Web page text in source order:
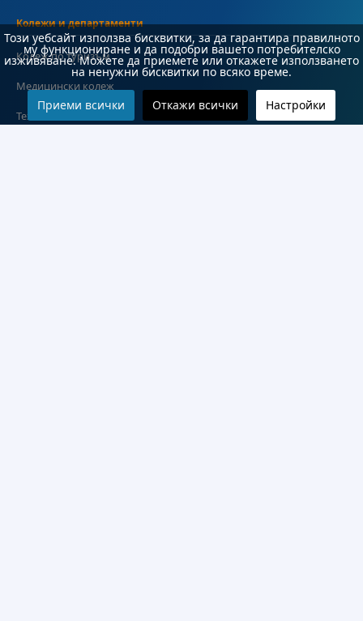
Колежи и департаменти
Колеж по туризъм
Медицински колеж
Технически колеж
Този уебсайт използва бисквитки, за да гарантира правилното
му функциониране и да подобри вашето потребителско
изживяване. Можете да приемете или откажете използването
на ненужни бисквитки по всяко време.
Приеми всички Откажи всички Настройки